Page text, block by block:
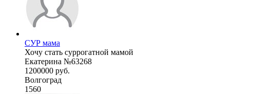
СУР мама
Хочу стать суррогатной мамой
Екатерина №63268
1200000 руб.
Волгоград
1560